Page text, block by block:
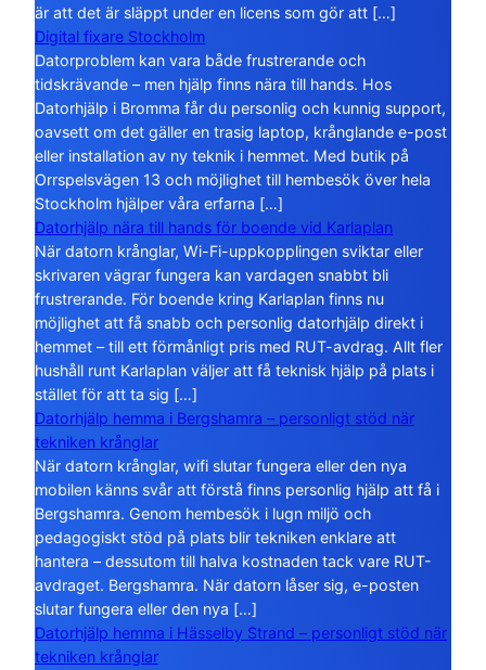
är att det är släppt under en licens som gör att […]
Digital fixare Stockholm
Datorproblem kan vara både frustrerande och
tidskrävande – men hjälp finns nära till hands. Hos
Datorhjälp i Bromma får du personlig och kunnig support,
oavsett om det gäller en trasig laptop, krånglande e-post
eller installation av ny teknik i hemmet. Med butik på
Orrspelsvägen 13 och möjlighet till hembesök över hela
Stockholm hjälper våra erfarna […]
Datorhjälp nära till hands för boende vid Karlaplan
När datorn krånglar, Wi-Fi-uppkopplingen sviktar eller
skrivaren vägrar fungera kan vardagen snabbt bli
frustrerande. För boende kring Karlaplan finns nu
möjlighet att få snabb och personlig datorhjälp direkt i
hemmet – till ett förmånligt pris med RUT-avdrag. Allt fler
hushåll runt Karlaplan väljer att få teknisk hjälp på plats i
stället för att ta sig […]
Datorhjälp hemma i Bergshamra – personligt stöd när
tekniken krånglar
När datorn krånglar, wifi slutar fungera eller den nya
mobilen känns svår att förstå finns personlig hjälp att få i
Bergshamra. Genom hembesök i lugn miljö och
pedagogiskt stöd på plats blir tekniken enklare att
hantera – dessutom till halva kostnaden tack vare RUT-
avdraget. Bergshamra. När datorn låser sig, e-posten
slutar fungera eller den nya […]
Datorhjälp hemma i Hässelby Strand – personligt stöd när
tekniken krånglar